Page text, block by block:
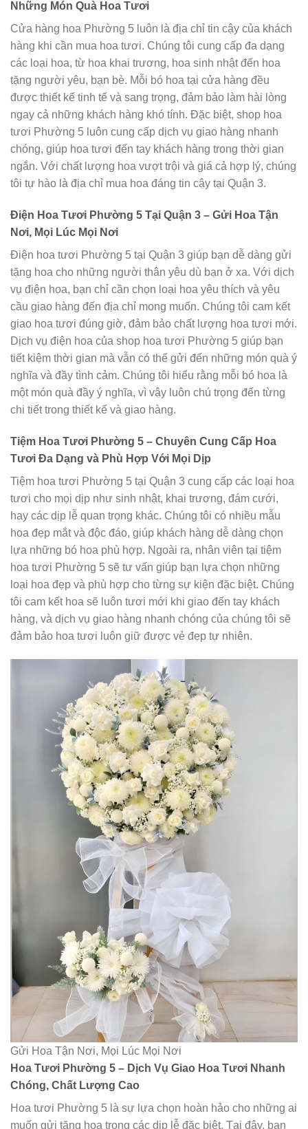
Những Món Quà Hoa Tươi
Cửa hàng hoa Phường 5 luôn là địa chỉ tin cậy của khách
hàng khi cần mua hoa tươi. Chúng tôi cung cấp đa dạng
các loại hoa, từ hoa khai trương, hoa sinh nhật đến hoa
tặng người yêu, bạn bè. Mỗi bó hoa tại cửa hàng đều
được thiết kế tinh tế và sang trọng, đảm bảo làm hài lòng
ngay cả những khách hàng khó tính. Đặc biệt, shop hoa
tươi Phường 5 luôn cung cấp dịch vụ giao hàng nhanh
chóng, giúp hoa tươi đến tay khách hàng trong thời gian
ngắn. Với chất lượng hoa vượt trội và giá cả hợp lý, chúng
tôi tự hào là địa chỉ mua hoa đáng tin cậy tại Quận 3.
Điện Hoa Tươi Phường 5 Tại Quận 3 – Gửi Hoa Tận
Nơi, Mọi Lúc Mọi Nơi
Điện hoa tươi Phường 5 tại Quận 3 giúp bạn dễ dàng gửi
tặng hoa cho những người thân yêu dù bạn ở xa. Với dịch
vụ điện hoa, bạn chỉ cần chọn loại hoa yêu thích và yêu
cầu giao hàng đến địa chỉ mong muốn. Chúng tôi cam kết
giao hoa tươi đúng giờ, đảm bảo chất lượng hoa tươi mới.
Dịch vụ điện hoa của shop hoa tươi Phường 5 giúp bạn
tiết kiệm thời gian mà vẫn có thể gửi đến những món quà ý
nghĩa và đầy tình cảm. Chúng tôi hiểu rằng mỗi bó hoa là
một món quà đầy ý nghĩa, vì vậy luôn chú trọng đến từng
chi tiết trong thiết kế và giao hàng.
Tiệm Hoa Tươi Phường 5 – Chuyên Cung Cấp Hoa
Tươi Đa Dạng và Phù Hợp Với Mọi Dịp
Tiệm hoa tươi Phường 5 tại Quận 3 cung cấp các loại hoa
tươi cho mọi dịp như sinh nhật, khai trương, đám cưới,
hay các dịp lễ quan trọng khác. Chúng tôi có nhiều mẫu
hoa đẹp mắt và độc đáo, giúp khách hàng dễ dàng chọn
lựa những bó hoa phù hợp. Ngoài ra, nhân viên tại tiệm
hoa tươi Phường 5 sẽ tư vấn giúp bạn lựa chọn những
loại hoa đẹp và phù hợp cho từng sự kiện đặc biệt. Chúng
tôi cam kết hoa sẽ luôn tươi mới khi giao đến tay khách
hàng, và dịch vụ giao hàng nhanh chóng của chúng tôi sẽ
đảm bảo hoa tươi luôn giữ được vẻ đẹp tự nhiên.
Gửi Hoa Tận Nơi, Mọi Lúc Mọi Nơi
Hoa Tươi Phường 5 – Dịch Vụ Giao Hoa Tươi Nhanh
Chóng, Chất Lượng Cao
Hoa tươi Phường 5 là sự lựa chọn hoàn hảo cho những ai
muốn gửi tặng hoa trong các dịp lễ đặc biệt. Tại đây, bạn